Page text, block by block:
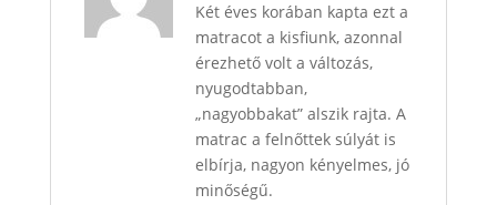
Két éves korában kapta ezt a
matracot a kisfiunk, azonnal
érezhető volt a változás,
nyugodtabban,
„nagyobbakat” alszik rajta. A
matrac a felnőttek súlyát is
elbírja, nagyon kényelmes, jó
minőségű.